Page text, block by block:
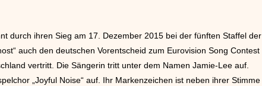
durch ihren Sieg am 17. Dezember 2015 bei der fünften Staffel der
auch den deutschen Vorentscheid zum Eurovision Song Contest
vertritt. Die Sängerin tritt unter dem Namen Jamie-Lee auf.
„Joyful Noise“ auf. Ihr Markenzeichen ist neben ihrer Stimme